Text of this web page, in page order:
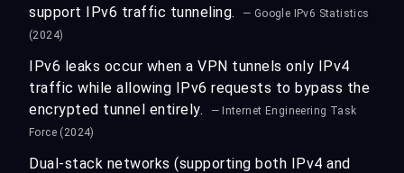
support IPv6 traffic tunneling.
— Google IPv6 Statistics
(2024)
IPv6 leaks occur when a VPN tunnels only IPv4
traffic while allowing IPv6 requests to bypass the
encrypted tunnel entirely.
— Internet Engineering Task
Force (2024)
Dual-stack networks (supporting both IPv4 and